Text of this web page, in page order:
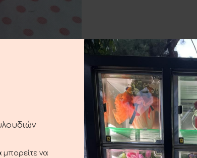
ADDITIONAL INFORMATION SHIPPING & DELIVERY
μπορείτε να